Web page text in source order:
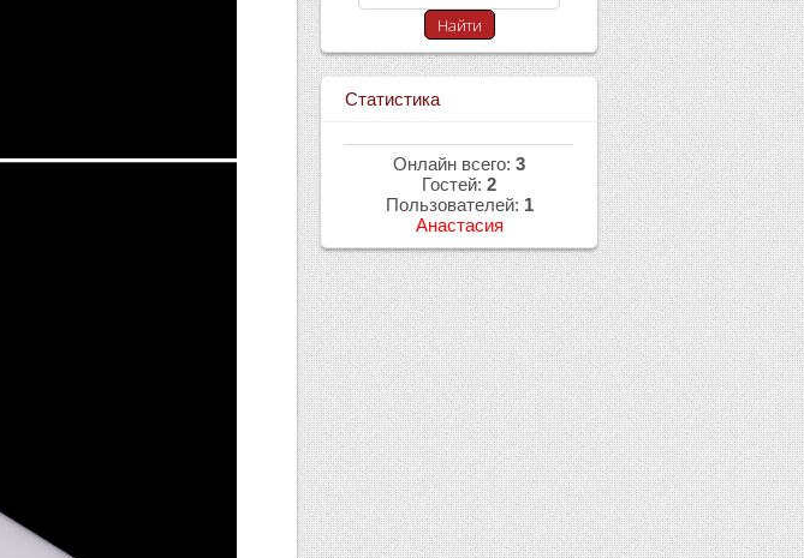
Статистика
Онлайн всего: 3
Гостей: 2
Пользователей: 1
Анастасия